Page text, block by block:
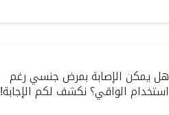
هل يمكن الإصابة بمرض جنسي رغم
استخدام الواقي؟ نكشف لكم الإجابة!